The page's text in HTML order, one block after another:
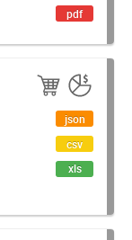
pdf
json
csv
xls